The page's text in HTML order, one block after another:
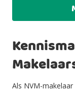
Als NVM-